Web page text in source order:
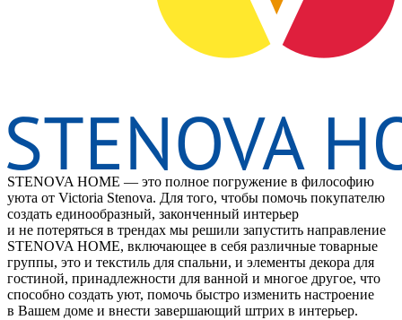
STENOVA HOME — это полное погружение в философию
уюта от Victoria Stenova. Для того, чтобы помочь покупателю
создать единообразный, законченный интерьер
и не потеряться в трендах мы решили запустить направление
STENOVA HOME, включающее в себя различные товарные
группы, это и текстиль для спальни, и элементы декора для
гостиной, принадлежности для ванной и многое другое, что
способно создать уют, помочь быстро изменить настроение
в Вашем доме и внести завершающий штрих в интерьер.